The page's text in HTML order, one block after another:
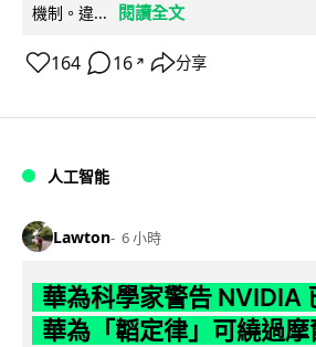
機制。違...
閱讀全文
164 16 ↗ 分享
人工智能
Lawton 6 小時
華為科學家警告 NVIDIA
華為「韜定律」可繞過